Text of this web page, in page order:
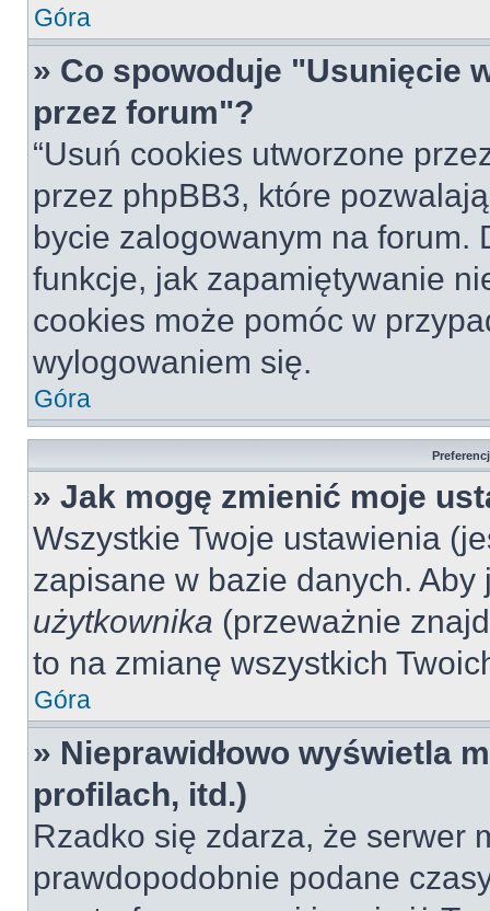
Góra
» Co spowoduje "Usunięcie
przez forum"?
“Usuń cookies utworzone
przez phpBB3, które
bycie zalogowanym na forum.
funkcje, jak zapamiętywanie
cookies może pomóc w
wylogowaniem się.
Góra
» Jak mogę zmienić moje
Wszystkie Twoje ustawienia
zapisane w bazie danych.
użytkownika (przeważnie
to na zmianę wszystkich
Góra
» Nieprawidłowo wyświetla
profilach, itd.)
Rzadko się zdarza, że serwer
prawdopodobnie podane